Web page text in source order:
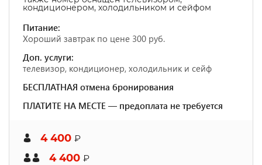
кондиционером, холодильником и сейфом
Питание:
Хороший завтрак по цене 300 руб.
Доп. услуги:
телевизор, кондиционер, холодильник и сейф
БЕСПЛАТНАЯ отмена бронирования
ПЛАТИТЕ НА МЕСТЕ — предоплата не требуется
4 400 ₽
4 400 ₽